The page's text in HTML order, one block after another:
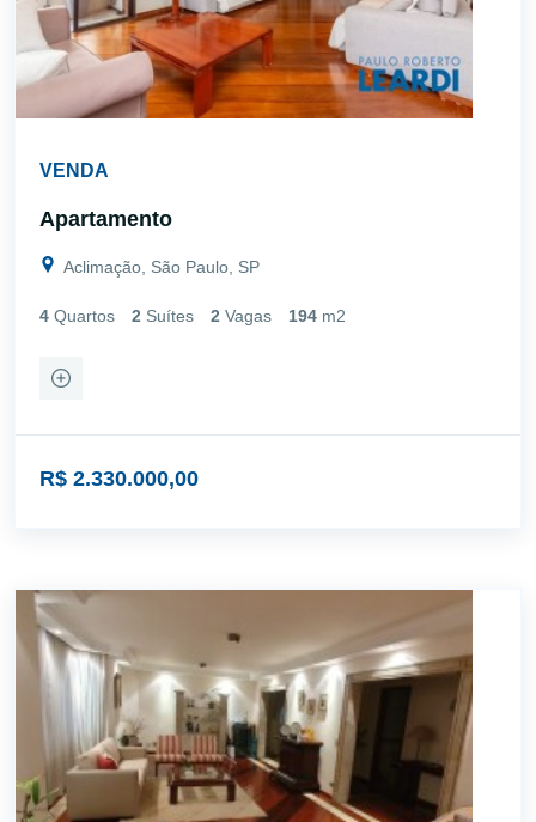
VENDA
Apartamento
Aclimação, São Paulo, SP
4 Quartos 2 Suítes 2 Vagas 194 m2
R$ 2.330.000,00